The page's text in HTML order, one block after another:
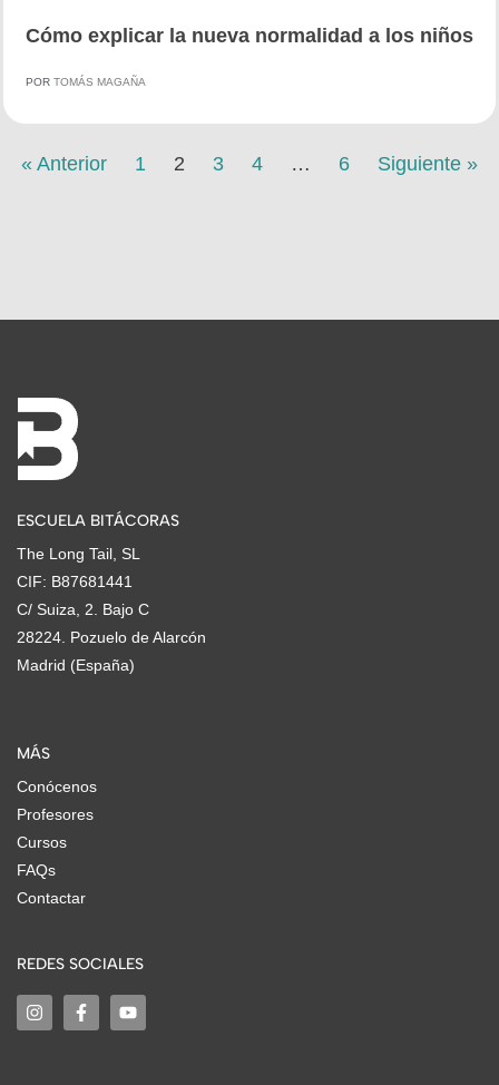
Cómo explicar la nueva normalidad a los niños
POR TOMÁS MAGAÑA
« Anterior 1 2 3 4 … 6 Siguiente »
ESCUELA BITÁCORAS
The Long Tail, SL
CIF: B87681441
C/ Suiza, 2. Bajo C
28224. Pozuelo de Alarcón
Madrid (España)
MÁS
Conócenos
Profesores
Cursos
FAQs
Contactar
REDES SOCIALES